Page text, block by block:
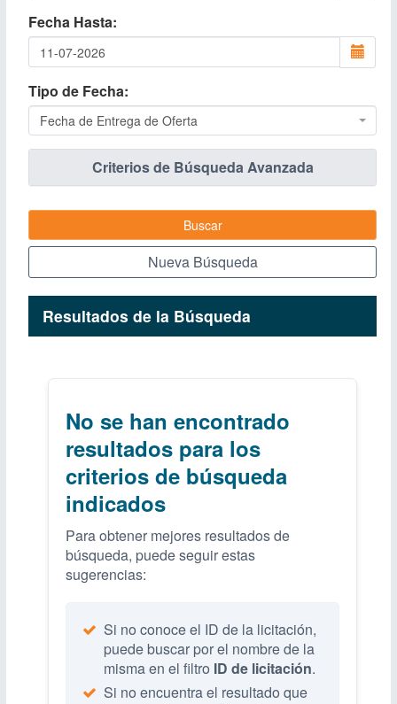
Fecha Hasta
Tipo de Fecha
Fecha de Entrega de Oferta
Criterios de Búsqueda Avanzada
Buscar
Nueva Búsqueda
Resultados de la Búsqueda
No se han encontrado
resultados para los
criterios de búsqueda
indicados
Para obtener mejores resultados de
búsqueda, puede seguir estas
sugerencias:
Si no conoce el ID de la licitación,
puede buscar por el nombre de la
misma en el filtro ID de licitación.
Si no encuentra el resultado que